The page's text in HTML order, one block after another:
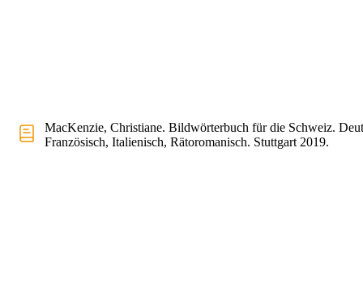
MacKenzie, Christiane. Bildwörterbuch für die Schweiz.
Französisch, Italienisch, Rätoromanisch. Stuttgart 2019.